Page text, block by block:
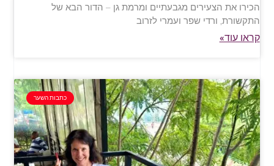
הכירו את הצעירים מגבעתיים ומרמת גן – הדור הבא של
התקשורת, ורדי שפר ועמרי לזרוב
קראו עוד»
כתבות השער